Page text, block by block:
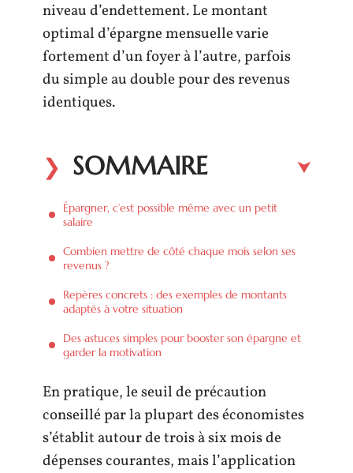
niveau d’endettement. Le montant
optimal d’épargne mensuelle varie
fortement d’un foyer à l’autre, parfois
du simple au double pour des revenus
identiques.
SOMMAIRE
Épargner, c’est possible même avec un petit
salaire
Combien mettre de côté chaque mois selon ses
revenus ?
Repères concrets : des exemples de montants
adaptés à votre situation
Des astuces simples pour booster son épargne et
garder la motivation
En pratique, le seuil de précaution
conseillé par la plupart des économistes
s’établit autour de trois à six mois de
dépenses courantes, mais l’application